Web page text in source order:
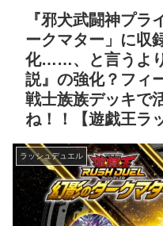
『邪犬武闘神プラ
ークマター」に収
化……、と言うよ
説』の強化？フィ
戦士族族デッキで
ね！！【遊戯王ラ
ラッシュデュエル